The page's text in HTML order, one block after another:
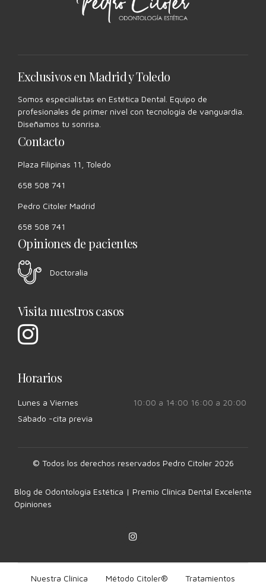
Exclusivos en Madrid y Toledo
Somos especialistas en Estética Dental. Equipo de
profesionales de primer nivel con tecnología de vanguardia.
Diseñamos tu sonrisa.
Contacto
Plaza Filipinas 11, Toledo
658 508 741
Pedro Citoler Madrid
658 508 741
Opiniones de pacientes
Doctoralia
Visita nuestros casos
Horarios
Lunes a Viernes
10:00 a 14:00 16:00 a 20:00
Sábado -cita previa
© Todos los derechos reservados Pedro Citoler 2026
Blog de Odontología Estética | Premio Clínica Dental Excelente
Opiniones
Nuestra Clínica Método Citoler® Tratamientos